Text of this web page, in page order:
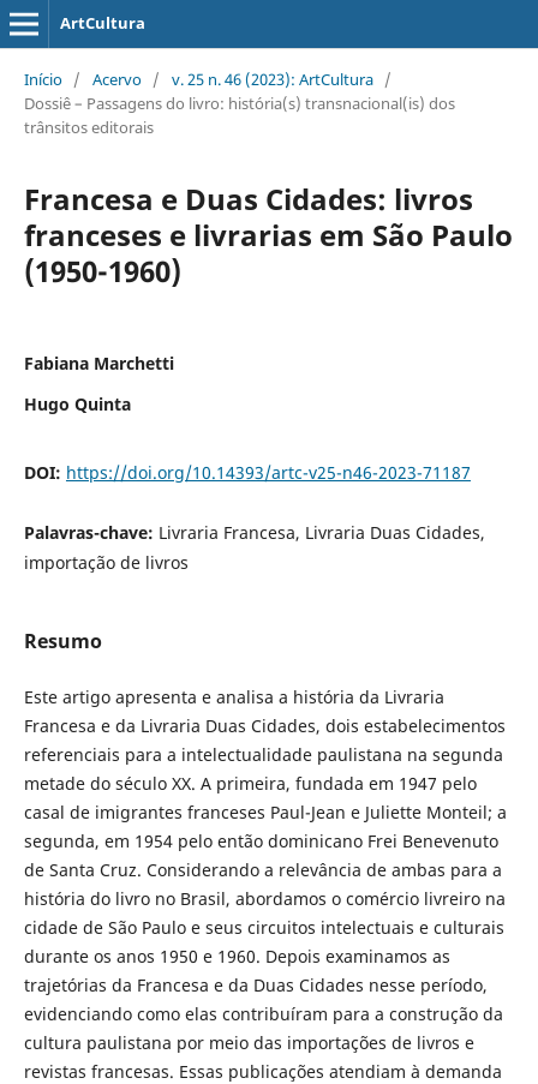
ArtCultura
Início / Acervo / v. 25 n. 46 (2023): ArtCultura /
Dossiê – Passagens do livro: história(s) transnacional(is) dos
trânsitos editorais
Francesa e Duas Cidades: livros
franceses e livrarias em São Paulo
(1950-1960)
Fabiana Marchetti
Hugo Quinta
DOI: https://doi.org/10.14393/artc-v25-n46-2023-71187
Palavras-chave: Livraria Francesa, Livraria Duas Cidades,
importação de livros
Resumo
Este artigo apresenta e analisa a história da Livraria
Francesa e da Livraria Duas Cidades, dois estabelecimentos
referenciais para a intelectualidade paulistana na segunda
metade do século XX. A primeira, fundada em 1947 pelo
casal de imigrantes franceses Paul-Jean e Juliette Monteil; a
segunda, em 1954 pelo então dominicano Frei Benevenuto
de Santa Cruz. Considerando a relevância de ambas para a
história do livro no Brasil, abordamos o comércio livreiro na
cidade de São Paulo e seus circuitos intelectuais e culturais
durante os anos 1950 e 1960. Depois examinamos as
trajetórias da Francesa e da Duas Cidades nesse período,
evidenciando como elas contribuíram para a construção da
cultura paulistana por meio das importações de livros e
revistas francesas. Essas publicações atendiam à demanda